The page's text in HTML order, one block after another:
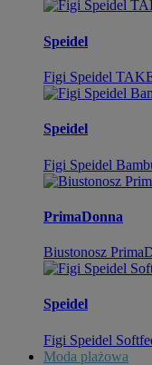
Speidel
Figi Speidel
Speidel
Figi Speidel
PrimaDonna
Biustonosz
Speidel
Figi Speidel
Moda plażowa